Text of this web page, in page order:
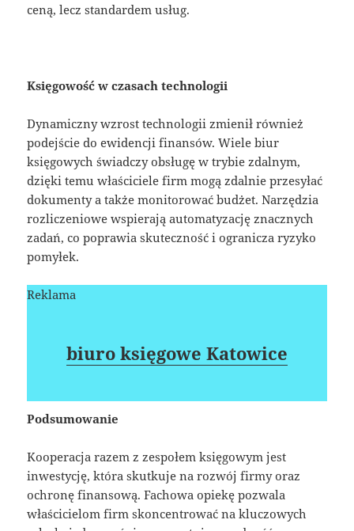
ceną, lecz standardem usług.
Księgowość w czasach technologii
Dynamiczny wzrost technologii zmienił również
podejście do ewidencji finansów. Wiele biur
księgowych świadczy obsługę w trybie zdalnym,
dzięki temu właściciele firm mogą zdalnie przesyłać
dokumenty a także monitorować budżet. Narzędzia
rozliczeniowe wspierają automatyzację znacznych
zadań, co poprawia skuteczność i ogranicza ryzyko
pomyłek.
Reklama
biuro księgowe Katowice
Podsumowanie
Kooperacja razem z zespołem księgowym jest
inwestycję, która skutkuje na rozwój firmy oraz
ochronę finansową. Fachowa opiekę pozwala
właścicielom firm skoncentrować na kluczowych